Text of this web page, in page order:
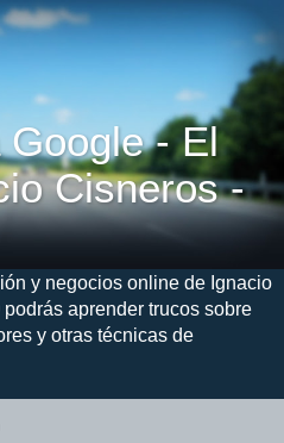
Google - El
Cisneros -
y negocios online de Ignacio
aprender trucos sobre
y otras técnicas de